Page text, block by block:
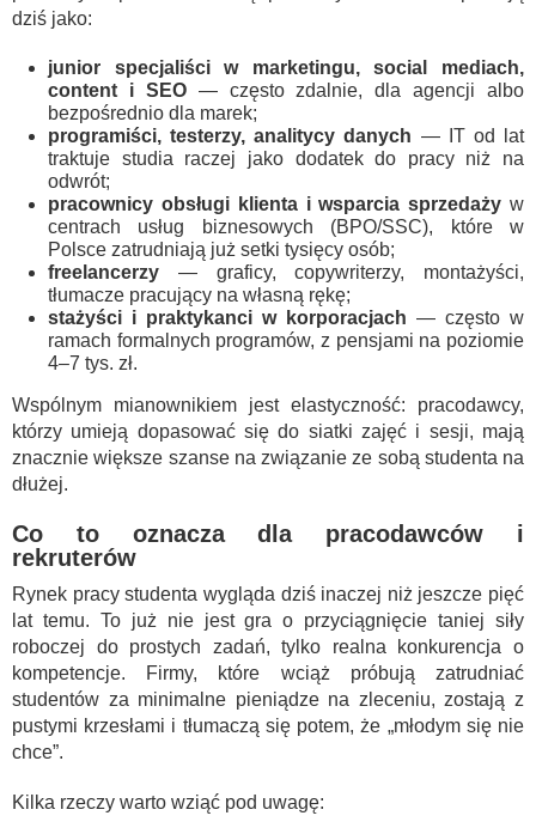
dziś jako:
junior specjaliści w marketingu, social mediach,
content i SEO— często zdalnie, dla agencji albo
bezpośrednio dla marek;
programiści, testerzy, analitycy danych — IT od lat
traktuje studia raczej jako dodatek do pracy niż na
odwrót;
pracownicy obsługi klienta i wsparcia sprzedaży w
centrach usług biznesowych (BPO/SSC), które w
Polsce zatrudniają już setki tysięcy osób;
freelancerzy — graficy, copywriterzy, montażyści,
tłumacze pracujący na własną rękę;
stażyści i praktykanci w korporacjach — często w
ramach formalnych programów, z pensjami na poziomie
4–7 tys. zł.
Wspólnym mianownikiem jest elastyczność: pracodawcy,
którzy umieją dopasować się do siatki zajęć i sesji, mają
znacznie większe szanse na związanie ze sobą studenta na
dłużej.
Co to oznacza dla pracodawców i
rekruterów
Rynek pracy studenta wygląda dziś inaczej niż jeszcze pięć
lat temu. To już nie jest gra o przyciągnięcie taniej siły
roboczej do prostych zadań, tylko realna konkurencja o
kompetencje. Firmy, które wciąż próbują zatrudniać
studentów za minimalne pieniądze na zleceniu, zostają z
pustymi krzesłami i tłumaczą się potem, że „młodym się nie
chce”.
Kilka rzeczy warto wziąć pod uwagę: